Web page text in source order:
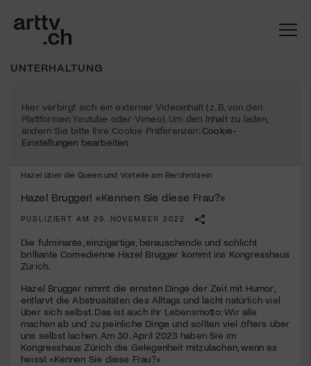
UNTERHALTUNG
Hier verbirgt sich ein externer Videoinhalt (z. B. von den
Plattformen Youtube oder Vimeo). Um den Inhalt zu laden,
ändern Sie bitte Ihre Cookie Präferenzen:Cookie-
Einstellungen bearbeiten
Hazel über die Queen und Vorteile am Berühmtsein
Hazel Brugger! «Kennen Sie diese Frau?»
PUBLIZIERT AM 29. NOVEMBER 2022
Die fulminante, einzigartige, berauschende und schlicht
brilliante Comedienne Hazel Brugger kommt ins Kongresshaus
Zürich.
Hazel Brugger nimmt die ernsten Dinge der Zeit mit Humor,
entlarvt die Abstrusitäten des Alltags und lacht natürlich viel
über sich selbst. Das ist auch ihr Lebensmotto: Wir alle
machen ab und zu peinliche Dinge und sollten viel öfters über
uns selbst lachen. Am 30. April 2023 haben Sie im
Kongresshaus Zürich die Gelegenheit mitzulachen, wenn es
heisst «Kennen Sie diese Frau?»
Mach mit: «Be Part of the Art»!
Engagiere dich als Kulturliebhaber:in, Kulturschaffende(r) oder
Mit deiner Mitgliedschaft erhältst du kostenlosen Zugang zu
diversen Kulturevents.
Jetzt Mitglied werden